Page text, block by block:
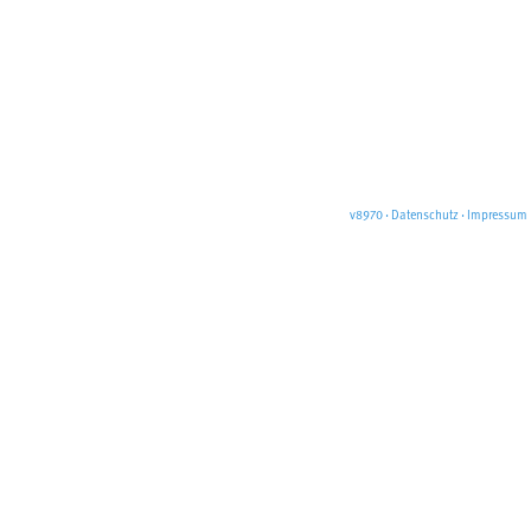
v8970· Datenschutz· Impressum